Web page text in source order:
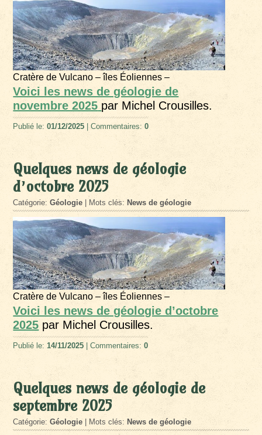
Cratère de Vulcano – îles Éoliennes –
Voici les news de géologie de
novembre 2025 par Michel Crousilles.
Publié le:01/12/2025 | Commentaires:0
Quelques news de géologie
d’octobre 2025
Catégorie:Géologie | Mots clés: News de géologie
Cratère de Vulcano – îles Éoliennes –
Voici les news de géologie d’octobre
2025 par Michel Crousilles.
Publié le: 14/11/2025 | Commentaires:0
Quelques news de géologie de
septembre 2025
Catégorie:Géologie | Mots clés: News de géologie